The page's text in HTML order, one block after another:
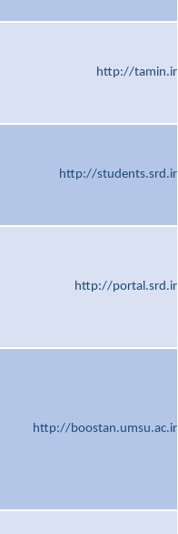
http://tamin.ir
http://students.srd.ir
http://portal.srd.ir
http://boostan.umsu.ac.ir